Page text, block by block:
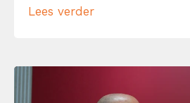
enige. We willen allemaal
Lees verder